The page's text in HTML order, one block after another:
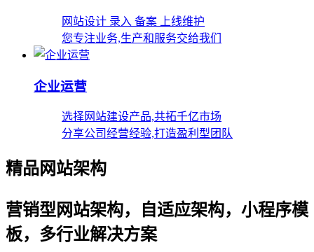
网站设计 录入 备案 上线维护
您专注业务,生产和服务交给我们
企业运营
选择网站建设产品,共拓千亿市场
分享公司经营经验,打造盈利型团队
精品网站架构
营销型网站架构，自适应架构，小程序模
板，多行业解决方案